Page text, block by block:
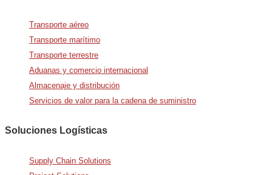
Transporte aéreo
Transporte marítimo
Transporte terrestre
Aduanas y comercio internacional
Almacenaje y distribución
Servicios de valor para la cadena de suministro
Soluciones Logísticas
Supply Chain Solutions